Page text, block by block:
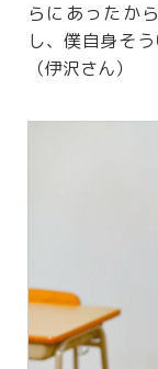
らにあったか
し、僕自身そ
（伊沢さん）